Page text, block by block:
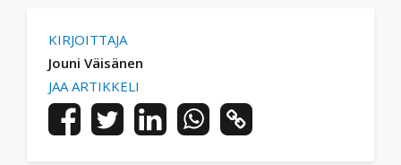
KIRJOITTAJA
Jouni Väisänen
JAA ARTIKKELI